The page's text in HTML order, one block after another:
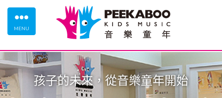
MENU
孩子的未來，從音樂童年開始